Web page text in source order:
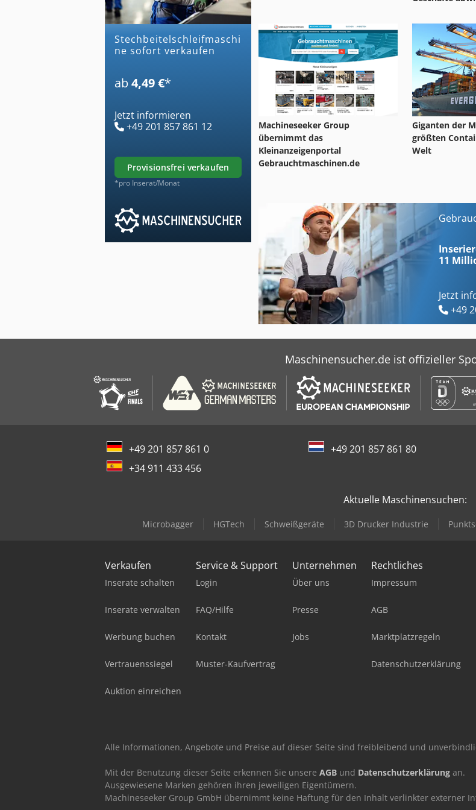
stechbeitelschleifmaschi
ne sofort verkaufen
ab 4,49 €*
Jetzt informieren
+49 201 857 861 12
provisionsfrei verkaufen
*pro Inserat/Monat
Machineseeker Group
übernimmt das
Kleinanzeigenportal
Gebrauchtmaschinen.de
Giganten der
größten
Welt
11
Jetzt
+49
Maschinensucher.de ist offizieller
+49 201 857 861 0 +49 201 857 861 80
+34 911 433 456
Aktuelle Maschinensuchen:
Microbagger HGTech Schweißgeräte 3D Drucker Industrie
Verkaufen
Inserate schalten
Inserate verwalten
Werbung buchen
Vertrauenssiegel
Auktion einreichen
Service & Support
Login
FAQ/Hilfe
Kontakt
Muster-Kaufvertrag
Unternehmen
Über uns
Presse
Jobs
Rechtliches
Impressum
AGB
Marktplatzregeln
Datenschutzerklärung
Alle Informationen, Angebote und Preise auf dieser Seite sind freibleibend und
Mit der Benutzung dieser Seite erkennen Sie unsere AGB und Datenschutzerklärung an.
Ausgewiesene Marken gehören ihren jeweiligen Eigentümern.
Machineseeker Group GmbH übernimmt keine Haftung für den Inhalt verlinkter externer